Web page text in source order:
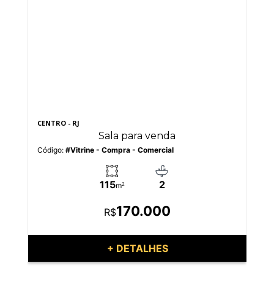
CENTRO - RJ
Sala para venda
Código: #Vitrine - Compra - Comercial
115m2 2
R$170.000
+ DETALHES